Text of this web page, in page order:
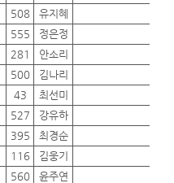
508 유지혜
555 정은정
281 안소리
500 김나리
43 최선미
527 강유하
395 최경순
116 김웅기
560 윤주연